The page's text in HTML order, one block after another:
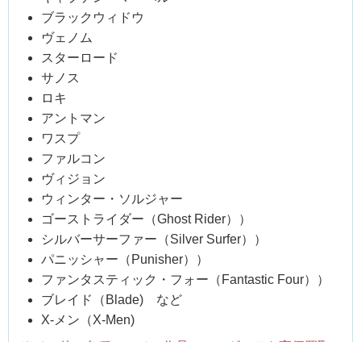
ブラックウィドウ
ヴェノム
スターロード
サノス
ロキ
アントマン
ワスプ
ファルコン
ヴィジョン
ウィンター・ソルジャー
ゴーストライダー（Ghost Rider））
シルバーサーファー（Silver Surfer））
パニッシャー（Punisher））
ファンタスティック・フォー（Fantastic Four））
ブレイド（Blade) など
X-メン（X-Men)